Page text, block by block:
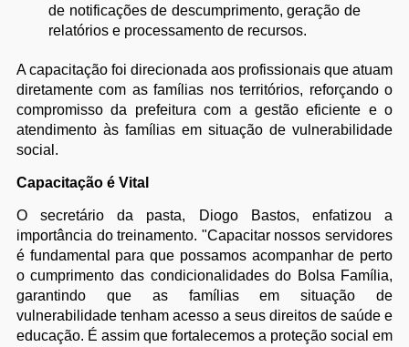
de notificações de descumprimento, geração de
relatórios e processamento de recursos.
A capacitação foi direcionada aos profissionais que atuam
diretamente com as famílias nos territórios, reforçando o
compromisso da prefeitura com a gestão eficiente e o
atendimento às famílias em situação de vulnerabilidade
social.
Capacitação é Vital
O secretário da pasta, Diogo Bastos, enfatizou a
importância do treinamento. "Capacitar nossos servidores
é fundamental para que possamos acompanhar de perto
o cumprimento das condicionalidades do Bolsa Família,
garantindo que as famílias em situação de
vulnerabilidade tenham acesso a seus direitos de saúde e
educação. É assim que fortalecemos a proteção social em